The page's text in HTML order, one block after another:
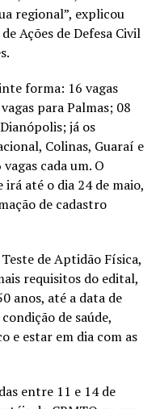
regional”, explicou
Ações de Defesa Civil
forma: 16 vagas
para Palmas; 08
já os
Colinas, Guaraí e
cada um. O
até o dia 24 de maio,
de cadastro
de Aptidão Física,
requisitos do edital,
anos, até a data de
de saúde,
e estar em dia com as
entre 11 e 14 de